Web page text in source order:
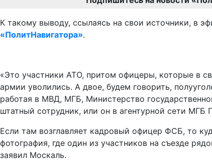
К такому выводу, ссылаясь на свои источники, в
«ПолитНавигатора».
«Это участники АТО, притом офицеры, которые в
армии уволились. А двое, будем говорить,
работая в МВД, МГБ, Министерство
штатный сотрудник, или он в агентурной сети МГБ
Если там возглавляет кадровый офицер ФСБ, то
фотография, где один из участников на съезде
заявил Москаль.